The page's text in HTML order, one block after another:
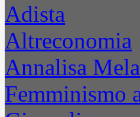
Adista
Altreconomia
Annalisa
Femminismo